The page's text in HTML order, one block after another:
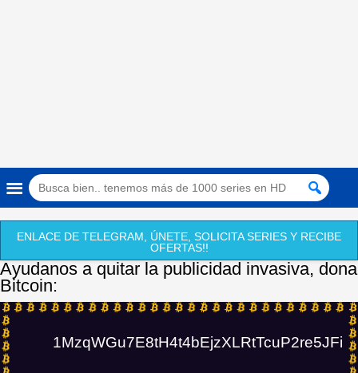
ENLACE DE TELEGRAM, ÚNETE, SOLICITA SERIES Y RECIBE
OFERTAS!!
Ayudanos a quitar la publicidad invasiva, dona
Bitcoin:
1MzqWGu7E8tH4t4bEjzXLRtTcuP2re5JFi